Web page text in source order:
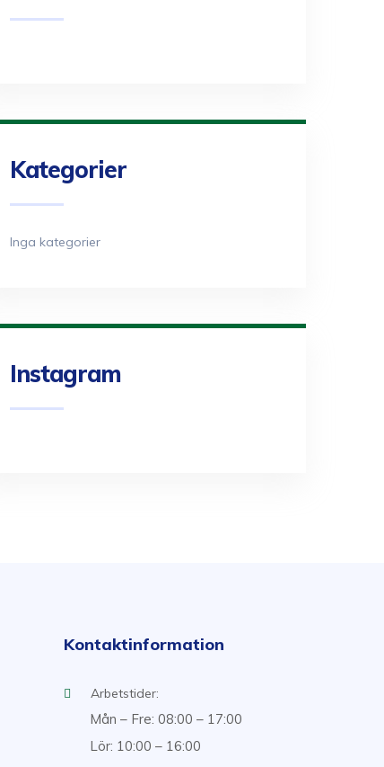
Kategorier
Inga kategorier
Instagram
Kontaktinformation
Arbetstider:
Mån – Fre: 08:00 – 17:00
Lör: 10:00 – 16:00